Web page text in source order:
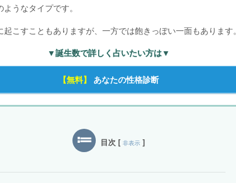
うなタイプです。
こすこともありますが、一方では飽きっぽい一面もあります。
▼誕生数で詳しく占いたい方は▼
【無料】 あなたの性格診断
目次 [ 非表示 ]